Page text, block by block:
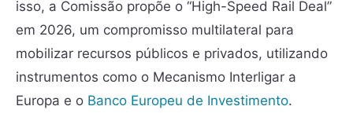
isso, a Comissão propõe o “High-Speed Rail Deal”
em 2026, um compromisso multilateral para
mobilizar recursos públicos e privados, utilizando
instrumentos como o Mecanismo Interligar a
Europa e o Banco Europeu de Investimento.